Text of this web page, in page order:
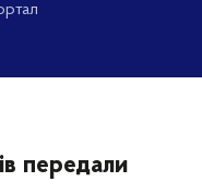
передали